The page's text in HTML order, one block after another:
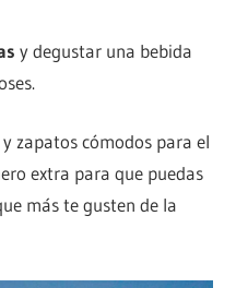
y degustar una bebida
zapatos cómodos para el
extra para que puedas
más te gusten de la